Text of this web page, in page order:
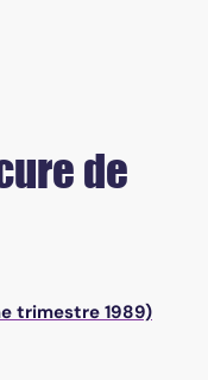
de
trimestre 1989)